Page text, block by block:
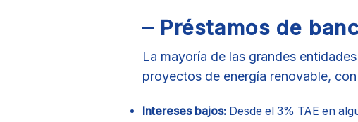
– Préstamos de
La mayoría de las grandes
proyectos de energía renovable,
Intereses bajos:Desde el 3% TAE en